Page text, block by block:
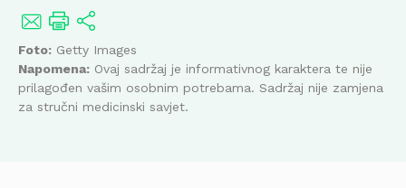
Foto: Getty Images
Napomena: Ovaj sadržaj je informativnog karaktera te nije
prilagođen vašim osobnim potrebama. Sadržaj nije zamjena
za stručni medicinski savjet.